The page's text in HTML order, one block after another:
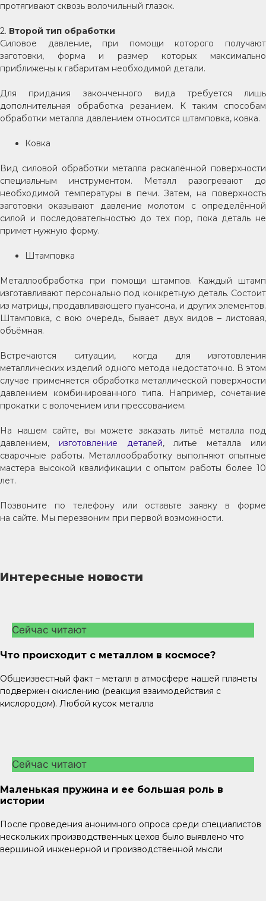
протягивают сквозь волочильный глазок.
2. Второй тип обработки
Силовое давление, при помощи которого получают
заготовки, форма и размер которых максимально
приближены к габаритам необходимой детали.
Для придания законченного вида требуется лишь
дополнительная обработка резанием. К таким способам
обработки металла давлением относится штамповка, ковка.
Ковка
Вид силовой обработки металла раскалённой поверхности
специальным инструментом. Металл разогревают до
необходимой температуры в печи. Затем, на поверхность
заготовки оказывают давление молотом с определённой
силой и последовательностью до тех пор, пока деталь не
примет нужную форму.
Штамповка
Металлообработка при помощи штампов. Каждый штамп
изготавливают персонально под конкретную деталь. Состоит
из матрицы, продавливающего пуансона, и других элементов.
Штамповка, с вою очередь, бывает двух видов – листовая,
объёмная.
Встречаются ситуации, когда для изготовления
металлических изделий одного метода недостаточно. В этом
случае применяется обработка металлической поверхности
давлением комбинированного типа. Например, сочетание
прокатки с волочением или прессованием.
На нашем сайте, вы можете заказать литьё металла под
давлением, изготовление деталей, литье металла или
сварочные работы. Металлообработку выполняют опытные
мастера высокой квалификации с опытом работы более 10
лет.
Позвоните по телефону или оставьте заявку в форме
на сайте. Мы перезвоним при первой возможности.
Интересные новости
Сейчас читают
Что происходит с металлом в космосе?
Общеизвестный факт – металл в атмосфере нашей планеты
подвержен окислению (реакция взаимодействия с
кислородом). Любой кусок металла
Сейчас читают
Маленькая пружина и ее большая роль в
истории
После проведения анонимного опроса среди специалистов
нескольких производственных цехов было выявлено что
вершиной инженерной и производственной мысли